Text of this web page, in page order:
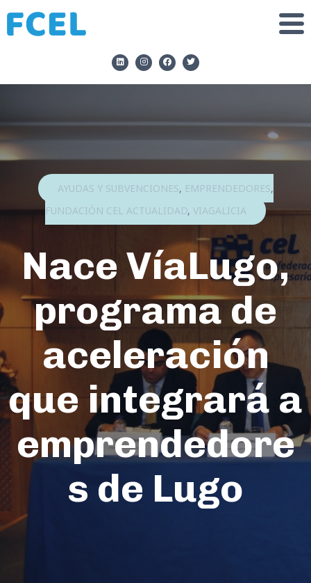
AYUDAS Y SUBVENCIONES, EMPRENDEDORES,
FUNDACIÓN CEL ACTUALIDAD, VIAGALICIA
Nace VíaLugo,
programa de
aceleración
que integrará a
emprendedore
s de Lugo